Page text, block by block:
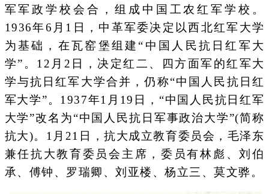
军军政学校会合，组成中国工农红军学校。
1936年6月1日，中革军委决定以西北红军大学
为基础，在瓦窑堡组建“中国人民抗日红军大
学”。12月2日，决定红二、四方面军的红军大
学与抗日红军大学合并，仍称“中国人民抗日红
军大学”。1937年1月19日，“中国人民抗日红军
大学”改名为“中国人民抗日军事政治大学”(简称
抗大)。1月21日，抗大成立教育委员会，毛泽东
兼任抗大教育委员会主席，委员有林彪、刘伯
承、傅钟、罗瑞卿、刘亚楼、杨立三、莫文骅。